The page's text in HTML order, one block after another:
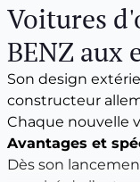
Voitures de luxe
Véhicules
Bijoux & Mode
Vins & Spiritueux
Spécialités
Voitures
BENZ aux
Son design
constructeur
Chaque nouvelle
Avantages et
Dès son